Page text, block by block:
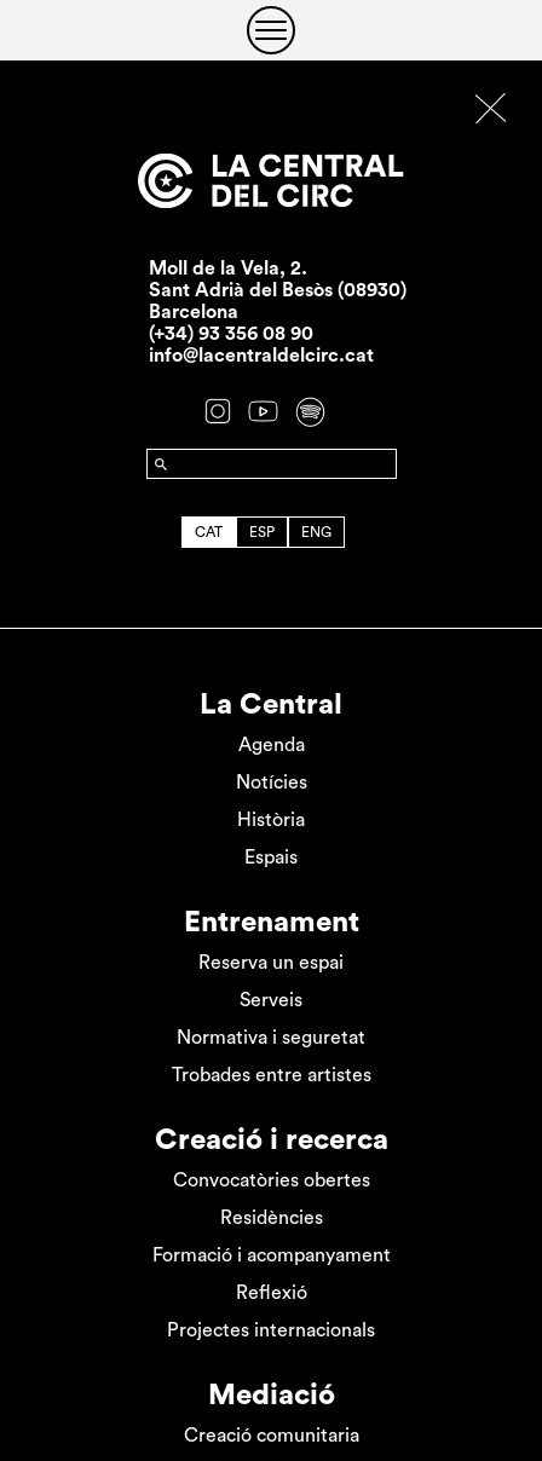
Moll de la Vela, 2.
Sant Adrià del Besòs (08930)
Barcelona
(+34) 93 356 08 90
info@lacentraldelcirc.cat
CAT ESP ENG
La Central
Agenda
Notícies
Història
Espais
Entrenament
Reserva un espai
Serveis
Normativa i seguretat
Trobades entre artistes
Creació i recerca
Convocatòries obertes
Residències
Formació i acompanyament
Reflexió
Projectes internacionals
Mediació
Creació comunitaria